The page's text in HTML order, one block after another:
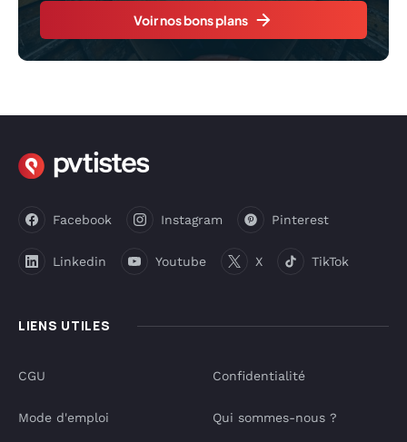
Voir nos bons plans
LIENS UTILES
Facebook Instagram Pinterest
Linkedin Youtube X TikTok
CGU
Mode d'emploi
Confidentialité
Qui sommes-nous ?